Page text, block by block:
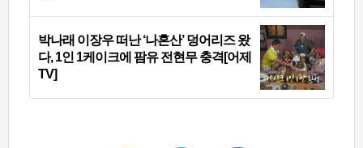
박나래 이장우 떠난 ‘나혼산’ 덩어리즈 왔
다, 1인 1케이크에 팜유 전현무 충격[어제
TV]